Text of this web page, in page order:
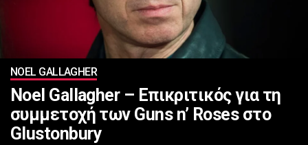
NOEL GALLAGHER
Noel Gallagher – Επικριτικός για τη
συμμετοχή των Guns n’ Roses στο
Glustonbury